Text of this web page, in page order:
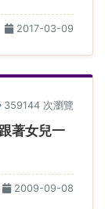
2017-03-09
359144 次瀏覽
著女兒一
2009-09-08